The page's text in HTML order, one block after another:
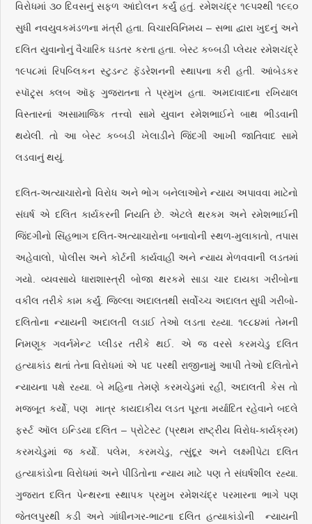
વિરોધમાં ૩૦ દિવસનું સફળ આંદોલન કર્યું હતું. રમેશચંદ્ર ૧૯૫૨થી ૧૯૬૦
સુધી નવયુવકમંડળના મંત્રી હતા. વિચારવિનિમય – સભા દ્વારા ખુદનું અને
દલિત યુવાનોનું વૈચારિક ઘડતર કરતા હતા. બેસ્ટ કબ્બડી પ્લેયર રમેશચંદ્રે
૧૯૫૮માં રિપબ્લિકન સ્ટુડન્ટ ફૅડરેશનની સ્થાપના કરી હતી. આંબેડકર
સ્પૉટ્ર્સ ક્લબ ઑફ ગુજરાતના તે પ્રમુખ હતા. અમદાવાદના રખિયાલ
વિસ્તારનાં અસામાજિક તત્ત્વો સામે યુવાન રમેશભાઈને બાથ ભીડવાની
થયેલી. તો આ બેસ્ટ કબ્બડી ખેલાડીને જિંદગી આખી જાતિવાદ સામે
લડવાનું થયું.
દલિત-અત્યાચારોનો વિરોધ અને ભોગ બનેલાઓને ન્યાય અપાવવા માટેનો
સંઘર્ષ એ દલિત કાર્યકરની નિયતિ છે. એટલે થરકમ અને રમેશભાઈની
જિંદગીનો સિંહભાગ દલિત-અત્યાચારોના બનાવોની સ્થળ-મુલાકાતો, તપાસ
અહેવાલો, પોલીસ અને કોર્ટની કાર્યવાહી અને ન્યાય મેળવવાની લડતમાં
ગયો. વ્યવસાયે ધારાશાસ્ત્રી બોજા થરકમે સાડા ચાર દાયકા ગરીબોના
વકીલ તરીકે કામ કર્યું. જિલ્લા અદાલતથી સર્વોચ્ચ અદાલત સુધી ગરીબો-
દલિતોના ન્યાયની અદાલતી લડાઈ તેઓ લડતા રહ્યા. ૧૯૮૪માં તેમની
નિમણૂક ગવર્નમેન્ટ પ્લીડર તરીકે થઈ. એ જ વરસે કરમચેડુ દલિત
હત્યાકાંડ થતાં તેના વિરોધમાં એ પદ પરથી રાજીનામું આપી તેઓ દલિતોને
ન્યાયના પક્ષે રહ્યા. બે મહિના તેમણે કરમચેડુમાં રહી, અદાલતી કેસ તો
મજબૂત કર્યો, પણ માત્ર કાયદાકીય લડત પૂરતા મર્યાદિત રહેવાને બદલે
ફર્સ્ટ ઑલ ઇન્ડિયા દલિત – પ્રોટેસ્ટ (પ્રથમ રાષ્ટ્રીય વિરોધ-કાર્યક્રમ)
કરમચેડુમાં જ કર્યો. પલેમ, કરમચેડુ, ત્સુંદૂર અને લક્ષ્મીપેટા દલિત
હત્યાકાંડોના વિરોધમાં અને પીડિતોના ન્યાય માટે પણ તે સંઘર્ષશીલ રહ્યા.
ગુજરાત દલિત પેન્થરના સ્થાપક પ્રમુખ રમેશચંદ્ર પરમારના ભાગે પણ
જેતલપુરથી કડી અને ગાંધીનગર-ભાટના દલિત હત્યાકાંડોની ન્યાયની